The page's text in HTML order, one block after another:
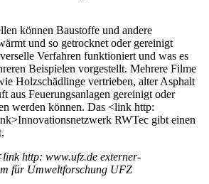
können Baustoffe und andere
und so getrocknet oder gereinigt
Verfahren funktioniert und was es
Beispielen vorgestellt. Mehrere Filme
Holzschädlinge vertrieben, alter Asphalt
aus Feuerungsanlagen gereinigt oder
werden können. Das <link http:
RWTec gibt einen
http: www.ufz.de externer-
für Umweltforschung UFZ